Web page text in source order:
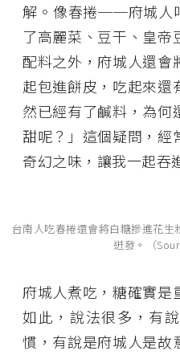
解。像春捲──府城人
了高麗菜、豆干、皇帝
配料之外，府城人還會
起包進餅皮，吃起來還
然已經有了鹹料，為何
甜呢？」這個疑問，經
奇幻之味，讓我一起吞
台南人吃春捲還會將白糖摻進花
迸發。（
府城人煮吃，糖確實是
如此，說法很多，有
慣，有說是府城人是故